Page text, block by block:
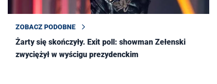
ZOBACZ PODOBNE
Żarty się skończyły. Exit poll: showman Zełenski
zwyciężył w wyścigu prezydenckim